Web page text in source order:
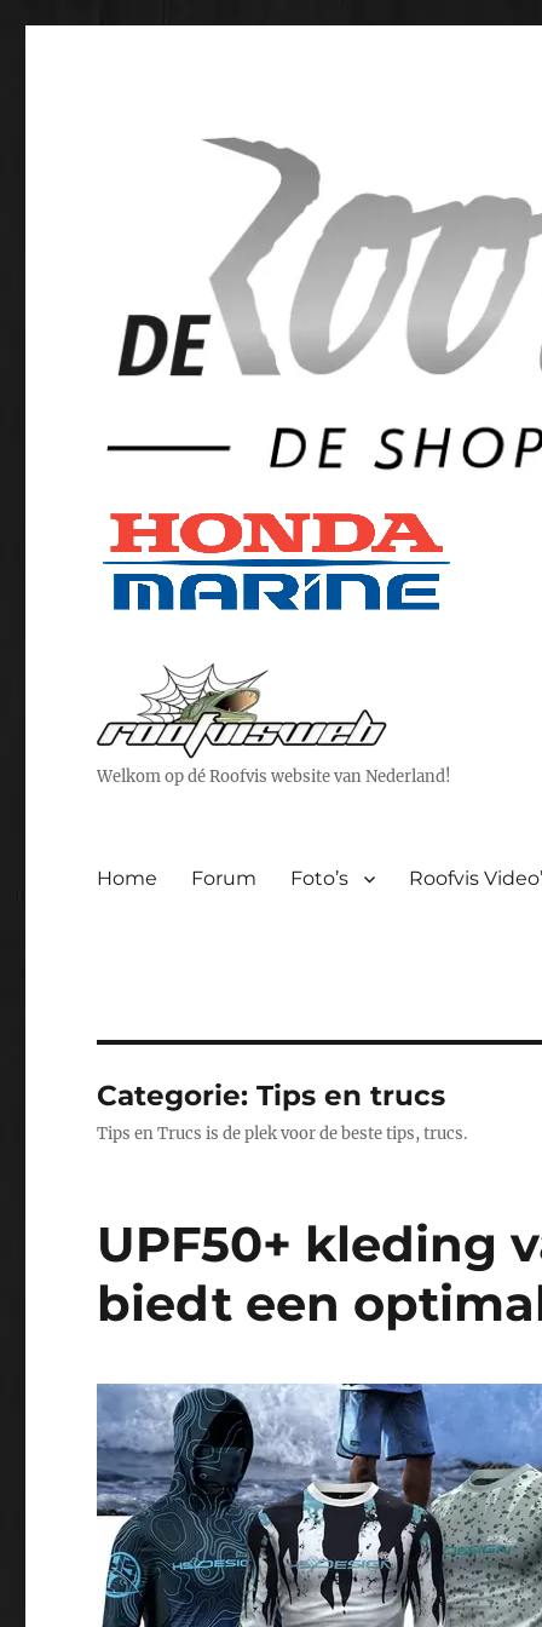
Welkom op dé Roofvis website van Nederland!
Home Forum Foto’s Roofvis
Categorie:Tips en trucs
Tips en Trucs is de plek voor de beste tips, trucs.
UPF50+ kleding
biedt een